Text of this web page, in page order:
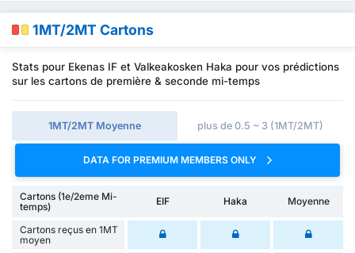
1MT/2MT Cartons
Stats pour Ekenas IF et Valkeakosken Haka pour vos prédictions
sur les cartons de première & seconde mi-temps
1MT/2MT Moyenne plus de 0.5 ~ 3 (1MT/2MT)
DATA FOR PREMIUM MEMBERS ONLY
Cartons (1e/2eme Mi-
temps)
EIF Haka Moyenne
Cartons reçus en 1MT
moyen